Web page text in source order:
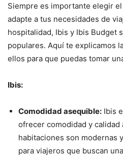
Siempre es importante elegir
adapte a tus necesidades de
hospitalidad, Ibis y Ibis Budget
populares. Aquí te explicamos
ellos para que puedas tomar
Ibis:
Comodidad asequible: Ibis
ofrecer comodidad y calidad
habitaciones son modernas
para viajeros que buscan